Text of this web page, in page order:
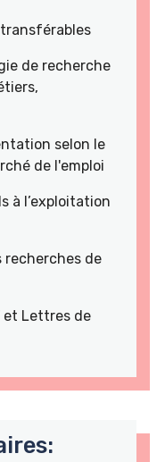
de recherche
selon le
de l'emploi
à l’exploitation
recherches de
et Lettres de